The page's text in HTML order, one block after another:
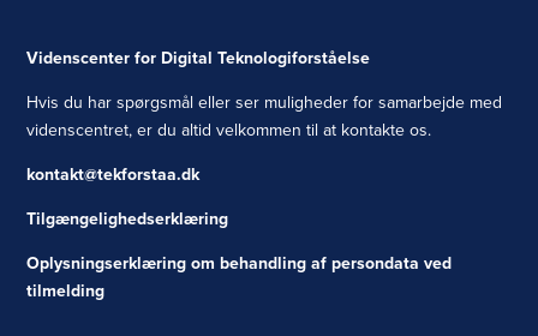
Videnscenter for Digital Teknologiforståelse
Hvis du har spørgsmål eller ser muligheder for samarbejde med
videnscentret, er du altid velkommen til at kontakte os.
kontakt@tekforstaa.dk
Tilgængelighedserklæring
Oplysningserklæring om behandling af persondata ved
tilmelding